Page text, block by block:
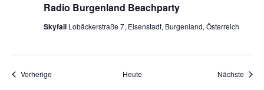
Radio Burgenland Beachparty
Skyfall Lobäckerstraße 7, Eisenstadt, Burgenland, Österreich
VorherigeVeranstaltungen Heute Nächste